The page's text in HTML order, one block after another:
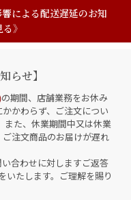
による配送遅延のお知
》
らせ】
の期間、店舗業務をお休み
かわらず、ご注文につい
また、休業期間中又は休業
注文商品のお届けが遅れ
合わせに対しますご返答
いたします。ご理解を賜り